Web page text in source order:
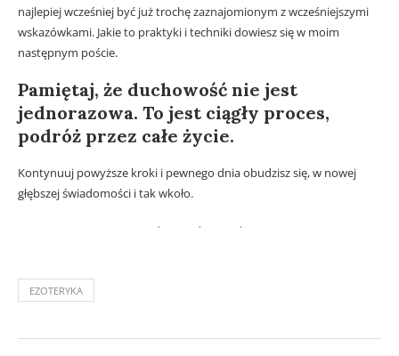
najlepiej wcześniej być już trochę zaznajomionym z wcześniejszymi
wskazówkami. Jakie to praktyki i techniki dowiesz się w moim
następnym poście.
Pamiętaj, że duchowość nie jest
jednorazowa. To jest ciągły proces,
podróż przez całe życie.
Kontynuuj powyższe kroki i pewnego dnia obudzisz się, w nowej
głębszej świadomości i tak wkoło.
EZOTERYKA